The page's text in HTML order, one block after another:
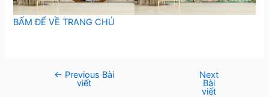
BẤM ĐỂ VỀ TRANG CHỦ
← Previous Bài
viết
Next
Bài
viết